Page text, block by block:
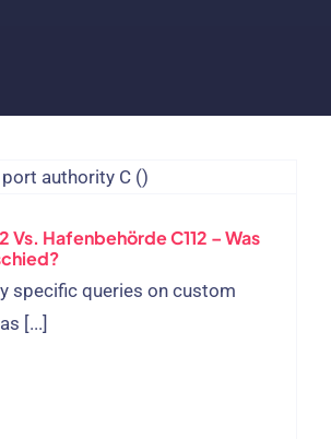
Vs. Hafenbehörde C112 – Was
specific queries on custom
[...]